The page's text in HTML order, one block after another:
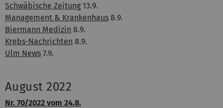
Schwäbische Zeitung 13.9.
Management & Krankenhaus 8.9.
Biermann Medizin 8.9.
Krebs-Nachrichten 8.9.
Ulm News 7.9.
August 2022
Nr. 70/2022 vom 24.8.